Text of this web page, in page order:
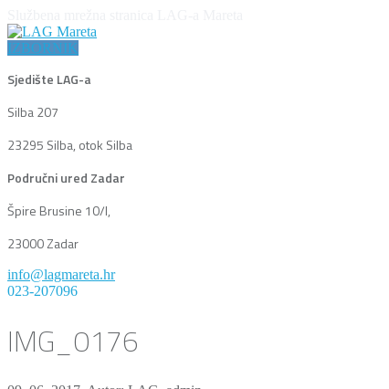
IZBORNIK
Sjedište LAG-a
Silba 207
23295 Silba, otok Silba
Područni ured Zadar
Špire Brusine 10/I,
23000 Zadar
info@lagmareta.hr
023-207096
IMG_0176